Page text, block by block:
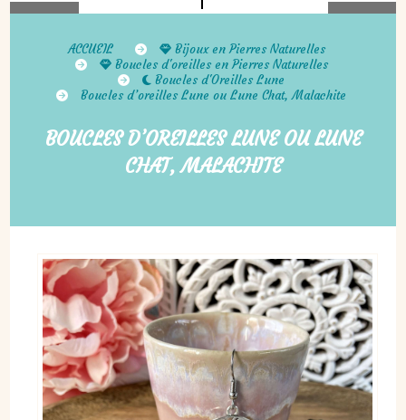
ACCUEIL
Bijoux en Pierres Naturelles
Boucles d'oreilles en Pierres Naturelles
Boucles d'Oreilles Lune
Boucles d’oreilles Lune ou Lune Chat, Malachite
BOUCLES D’OREILLES LUNE OU LUNE
CHAT, MALACHITE